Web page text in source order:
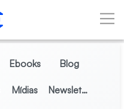
Ebooks Blog
Mídias Newsletter